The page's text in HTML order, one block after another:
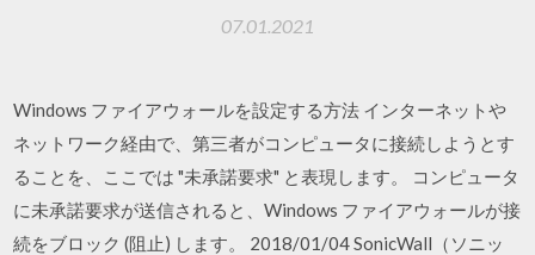
07.01.2021
Windows ファイアウォールを設定する方法 インターネットや
ネットワーク経由で、第三者がコンピュータに接続しようとす
ることを、ここでは "未承諾要求" と表現します。 コンピュータ
に未承諾要求が送信されると、Windows ファイアウォールが接
続をブロック (阻止) します。 2018/01/04 SonicWall（ソニッ